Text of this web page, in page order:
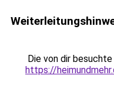
Die von dir
https://